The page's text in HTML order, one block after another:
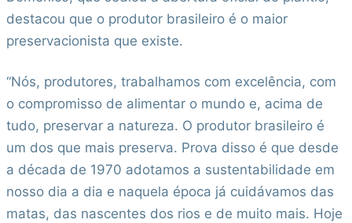
destacou que o produtor brasileiro é o maior
preservacionista que existe.
“Nós, produtores, trabalhamos com excelência, com
o compromisso de alimentar o mundo e, acima de
tudo, preservar a natureza. O produtor brasileiro é
um dos que mais preserva. Prova disso é que desde
a década de 1970 adotamos a sustentabilidade em
nosso dia a dia e naquela época já cuidávamos das
matas, das nascentes dos rios e de muito mais. Hoje